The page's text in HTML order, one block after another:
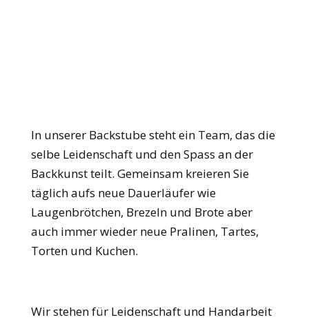
In unserer Backstube steht ein Team, das die
selbe Leidenschaft und den Spass an der
Backkunst teilt. Gemeinsam kreieren Sie
täglich aufs neue Dauerläufer wie
Laugenbrötchen, Brezeln und Brote aber
auch immer wieder neue Pralinen, Tartes,
Torten und Kuchen.
Wir stehen für Leidenschaft und Handarbeit